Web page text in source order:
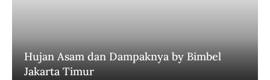
Hujan Asam dan Dampaknya by Bimbel
Jakarta Timur